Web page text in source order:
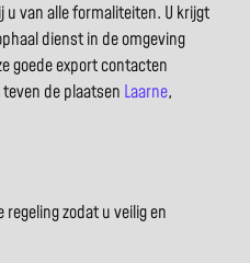
van alle formaliteiten. U krijgt
dienst in de omgeving
goede export contacten
de plaatsen Laarne,
zodat u veilig en